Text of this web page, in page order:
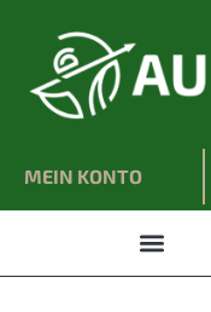
MEIN KONTO